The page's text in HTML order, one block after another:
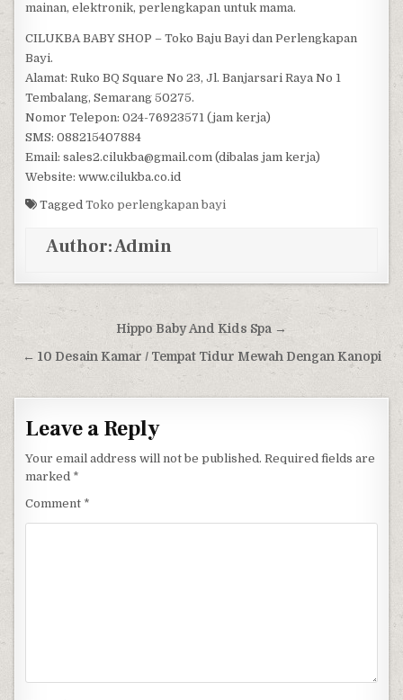
mainan, elektronik, perlengkapan untuk mama.
CILUKBA BABY SHOP – Toko Baju Bayi dan Perlengkapan
Bayi.
Alamat: Ruko BQ Square No 23, Jl. Banjarsari Raya No 1
Tembalang, Semarang 50275.
Nomor Telepon: 024-76923571 (jam kerja)
SMS: 088215407884
Email: sales2.cilukba@gmail.com (dibalas jam kerja)
Website: www.cilukba.co.id
TaggedToko perlengkapan bayi
Author:Admin
Post navigationHippo Baby And Kids Spa →
← 10 Desain Kamar / Tempat Tidur Mewah Dengan Kanopi
Leave a Reply
Your email address will not be published. Required fields are
marked *
Comment *